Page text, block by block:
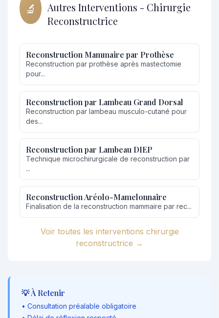
🔬
Autres Interventions - Chirurgie
Reconstructrice
Reconstruction Mammaire par Prothèse
Reconstruction par prothèse après mastectomie
pour...
Reconstruction par Lambeau Grand Dorsal
Reconstruction par lambeau musculo-cutané pour
des...
Reconstruction par Lambeau DIEP
Technique microchirurgicale de reconstruction par
...
Reconstruction Aréolo-Mamelonnaire
Finalisation de la reconstruction mammaire par rec...
Voir toutes les interventions chirurgie
reconstructrice →
💡 À Retenir
• Consultation préalable obligatoire